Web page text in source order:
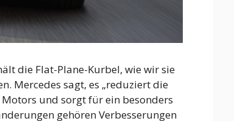
die Flat-Plane-Kurbel, wie wir sie
Mercedes sagt, es „reduziert die
und sorgt für ein besonders
gehören Verbesserungen